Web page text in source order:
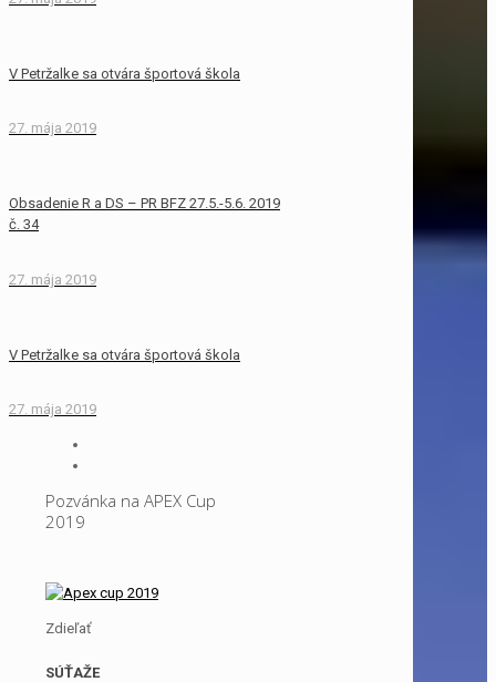
V Petržalke sa otvára športová škola
27. mája 2019
Obsadenie R a DS – PR BFZ 27.5.-5.6. 2019
č. 34
27. mája 2019
V Petržalke sa otvára športová škola
27. mája 2019
Pozvánka na APEX Cup
2019
Zdieľať
SÚŤAŽE